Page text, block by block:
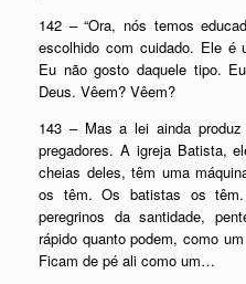
142 – “Ora, nós temos
escolhido com cuidado. Ele é
Eu não gosto daquele tipo.
Deus. Vêem? Vêem?
143 – Mas a lei ainda
pregadores. A igreja Batista,
cheias deles, têm uma
os têm. Os batistas os têm.
peregrinos da santidade,
rápido quanto podem, como
Ficam de pé ali como um…